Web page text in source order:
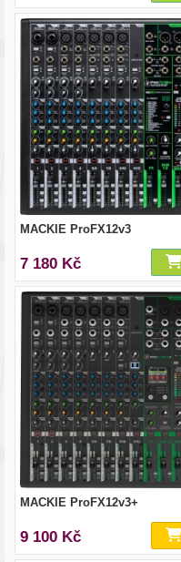
MACKIE ProFX12v3
7 180 Kč
MACKIE ProFX12v3+
9 100 Kč